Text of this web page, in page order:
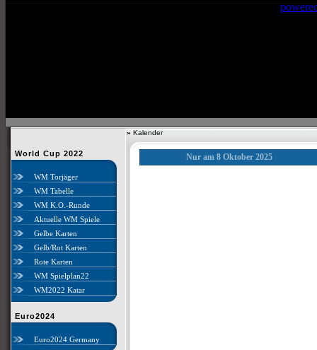
» Kalender
World Cup 2022
WM Torjäger
WM Tabelle
WM K.O.-Runde
Aktuelle WM Spiele
Gelbe Karten
Gelb/Rot Karten
Rote Karten
WM Spielplan22
WM2022 Katar
Euro2024
Euro2024 Germany
Nur am 8 Oktober 2025